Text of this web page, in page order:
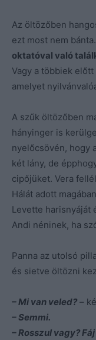
Az öltözőben
ezt most nem
oktatóval való
Vagy a többiek
amelyet
A szűk öltözőben
hányinger is
nyelőcsövén, hogy
két lány, de
cipőjüket. Vera
Hálát adott
Levette harisnyáját
Andi néninek, ha
Panna az utolsó
és sietve öltözni
– Mi van veled? –
– Semmi.
– Rosszul vagy?